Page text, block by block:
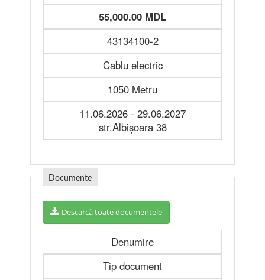
55,000.00 MDL
43134100-2
Cablu electric
1050 Metru
11.06.2026 - 29.06.2027
str.Albişoara 38
Documente
Descarcă toate documentele
Denumire
Tip document